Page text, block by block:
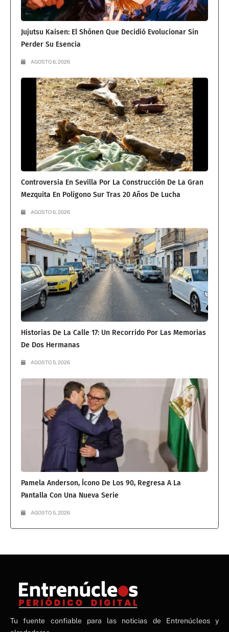
Jujutsu Kaisen: El Shōnen Que Decidió Evolucionar Sin
Perder Su Esencia
AGOSTO 6, 2026
Controversia En Sevilla Por La Construcción De La Gran
Mezquita En Polígono Sur Tras 20 Años De Lucha
AGOSTO 6, 2026
Historias De La Calle 17: Un Recorrido Por Las Memorias
De Dos Hermanas
AGOSTO 5, 2026
Pamela Anderson, Ícono De Los 90, Regresa A La
Pantalla Con Una Nueva Serie
AGOSTO 5, 2026
NE
NEWS ELEMENTOR
Tu fuente confiable para las noticias de Entrenúcleos y